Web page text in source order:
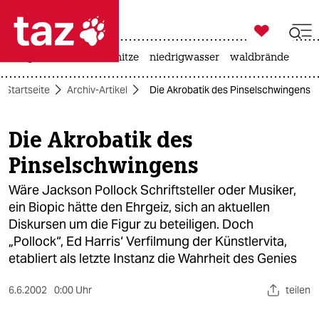
 taz zahl ich
taz zahl ich
themen
politik
öko
gesellschaft
kultur
sport

taz zahl ich
hitze niedrigwasser waldbrände
Startseite Archiv-Artikel Die Akrobatik des Pinselschwingens
Die Akrobatik des
Pinselschwingens
Wäre Jackson Pollock Schriftsteller oder Musiker,
ein Biopic hätte den Ehrgeiz, sich an aktuellen
Diskursen um die Figur zu beteiligen. Doch
„Pollock“, Ed Harris‘ Verfilmung der Künstlervita,
etabliert als letzte Instanz die Wahrheit des Genies
6.6.2002 0:00 Uhr teilen